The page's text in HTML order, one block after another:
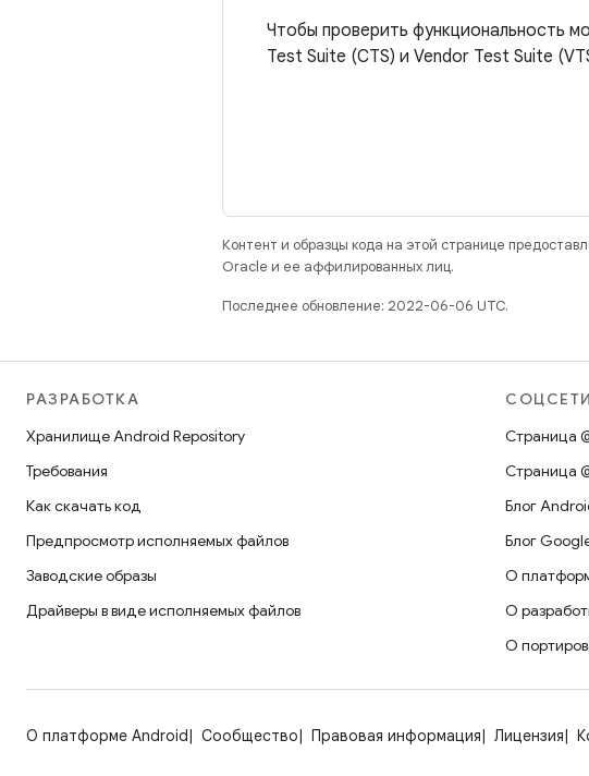
Чтобы проверить функциональность
Test Suite (CTS) и Vendor Test Suite
Контент и образцы кода на этой странице
Oracle и ее аффилированных лиц.
Последнее обновление: 2022-06-06 UTC.
РАЗРАБОТКА
Хранилище Android Repository
Требования
Как скачать код
Предпросмотр исполняемых файлов
Заводские образы
Драйверы в виде исполняемых файлов
СОЦСЕТИ
Страница
Страница
Блог
Блог
О
О
О
О платформе Android Сообщество Правовая информация Лицензия